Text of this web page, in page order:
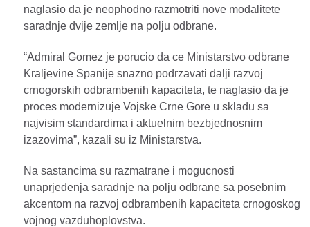
naglasio da je neophodno razmotriti nove modalitete
saradnje dvije zemlje na polju odbrane.
“Admiral Gomez je porucio da ce Ministarstvo odbrane
Kraljevine Spanije snazno podrzavati dalji razvoj
crnogorskih odbrambenih kapaciteta, te naglasio da je
proces modernizuje Vojske Crne Gore u skladu sa
najvisim standardima i aktuelnim bezbjednosnim
izazovima”, kazali su iz Ministarstva.
Na sastancima su razmatrane i mogucnosti
unaprjedenja saradnje na polju odbrane sa posebnim
akcentom na razvoj odbrambenih kapaciteta crnogoskog
vojnog vazduhoplovstva.